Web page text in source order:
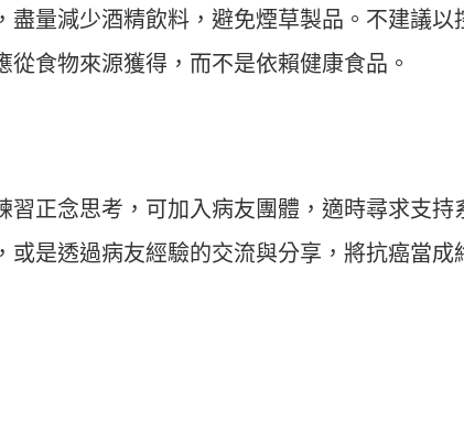
盡量減少酒精飲料，避免煙草製品。不建議以
食物來源獲得，而不是依賴健康食品。
習正念思考，可加入病友團體，適時尋求支持
是透過病友經驗的交流與分享，將抗癌當成